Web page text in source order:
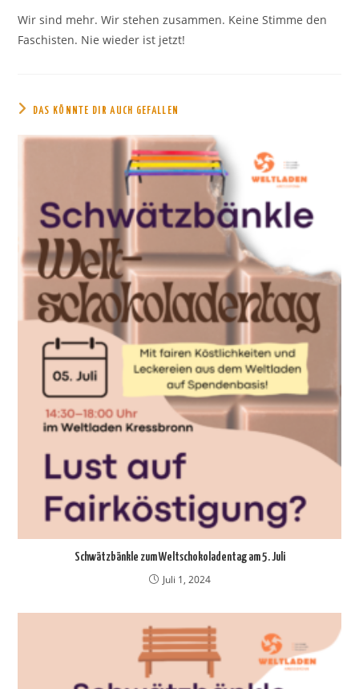
Wir sind mehr. Wir stehen zusammen. Keine Stimme den
Faschisten. Nie wieder ist jetzt!
DAS KÖNNTE DIR AUCH GEFALLEN
Schwätzbänkle zum Weltschokoladentag am 5. Juli
Juli 1, 2024